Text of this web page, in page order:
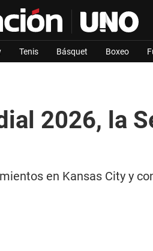
Tenis Básquet Boxeo
2026, la
en Kansas City y